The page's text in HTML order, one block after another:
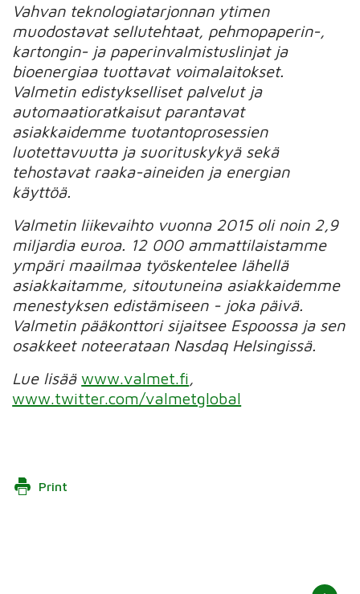
Vahvan teknologiatarjonnan ytimen
muodostavat sellutehtaat, pehmopaperin-,
kartongin- ja paperinvalmistuslinjat ja
bioenergiaa tuottavat voimalaitokset.
Valmetin edistykselliset palvelut ja
automaatioratkaisut parantavat
asiakkaidemme tuotantoprosessien
luotettavuutta ja suorituskykyä sekä
tehostavat raaka-aineiden ja energian
käyttöä.
Valmetin liikevaihto vuonna 2015 oli noin 2,9
miljardia euroa. 12 000 ammattilaistamme
ympäri maailmaa työskentelee lähellä
asiakkaitamme, sitoutuneina asiakkaidemme
menestyksen edistämiseen - joka päivä.
Valmetin pääkonttori sijaitsee Espoossa ja sen
osakkeet noteerataan Nasdaq Helsingissä.
Lue lisääwww.valmet.fi
www.twitter.com/valmetglobal
Print